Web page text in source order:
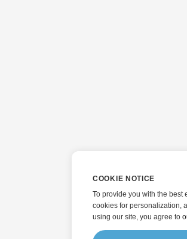
COOKIE NOTICE
To provide you with the best
cookies for personalization,
using our site, you agree to